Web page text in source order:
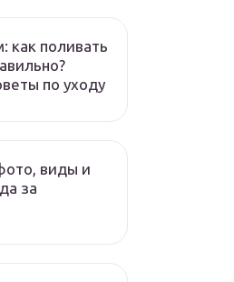
как поливать
по уходу
виды и
за